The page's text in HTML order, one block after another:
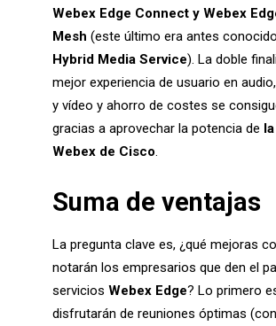
Webex Edge Connect y Webex
Mesh (este último era antes
Hybrid Media Service). La doble
mejor experiencia de usuario en
y vídeo y ahorro de costes se
gracias a aprovechar la potencia de
Webex de Cisco.
Suma de ventajas
La pregunta clave es, ¿qué mejoras
notarán los empresarios que den el
servicios Webex Edge? Lo primero
disfrutarán de reuniones óptimas